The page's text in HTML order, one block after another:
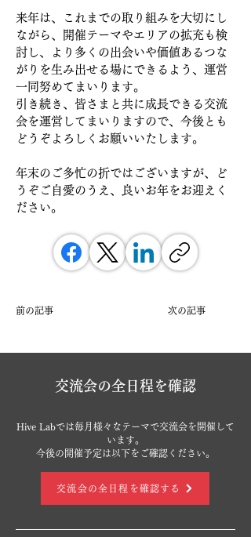
来年は、これまでの取り組みを大切にし
ながら、開催テーマやエリアの拡充も検
討し、より多くの出会いや価値あるつな
がりを生み出せる場にできるよう、運営
一同努めてまいります。
引き続き、皆さまと共に成長できる交流
会を運営してまいりますので、今後とも
どうぞよろしくお願いいたします。
年末のご多忙の折ではございますが、ど
うぞご自愛のうえ、良いお年をお迎えく
ださい。
前の記事 次の記事
​交流会の全日程を確認
Hive Labでは毎月様々なテーマで交流会を開催して
います。
今後の開催予定は以下をご確認ください。
交流会の全日程を確認する